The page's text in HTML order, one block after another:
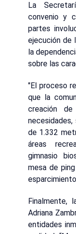
La
convenio y
partes
ejecución de
la
sobre las
"El proceso
que la
creación
de 1.332
áreas
gimnasio
mesa de
Finalmente,
Adriana
entidades